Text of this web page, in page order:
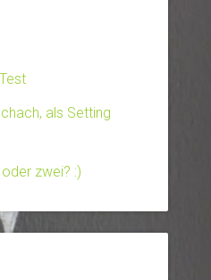
als Setting
zwei? :)